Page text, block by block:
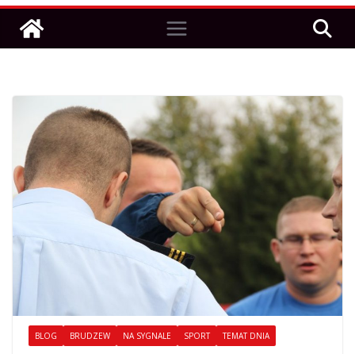
BLOG BRUDZEW NA SYGNALE SPORT TEMAT DNIA